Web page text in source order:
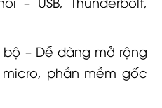
– Dễ dàng mở rộng
phần mềm gốc